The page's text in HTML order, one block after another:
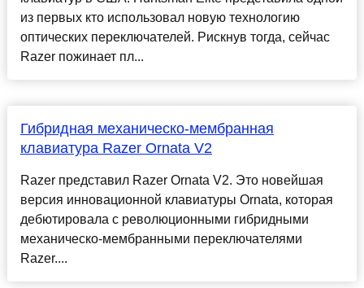
из первых кто использовал новую технологию
оптических переключателей. Рискнув тогда, сейчас
Razer пожинает пл...
Гибридная механическо-мембранная
клавиатура Razer Ornata V2
Razer представил Razer Ornata V2. Это новейшая
версия инновационной клавиатуры Ornata, которая
дебютировала с революционными гибридными
механическо-мембранными переключателями
Razer....